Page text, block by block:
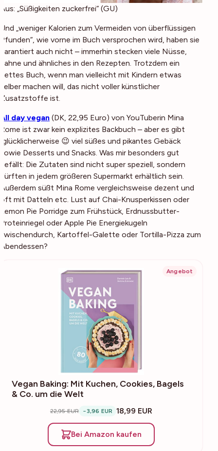
Aus: „Süßigkeiten zuckerfrei“ (GU)
Und „weniger Kalorien zum Vermeiden von überflüssigen
Pfunden“, wie vorne im Buch versprochen wird, haben sie
garantiert auch nicht – immerhin stecken viele Nüsse,
Sahne und ähnliches in den Rezepten. Trotzdem ein
nettes Buch, wenn man vielleicht mit Kindern etwas
selber machen will, das nicht voller künstlicher
Zusatzstoffe ist.
All day vegan (DK, 22,95 Euro) von YouTuberin Mina
Rome ist zwar kein explizites Backbuch – aber es gibt
(glücklicherweise 😉 viel süßes und pikantes Gebäck
sowie Desserts und Snacks. Was mir besonders gut
gefällt: Die Zutaten sind nicht super speziell, sondern
dürften in jedem größeren Supermarkt erhältlich sein.
Außerdem süßt Mina Rome vergleichsweise dezent und
oft mit Datteln etc. Lust auf Chai-Knusperkissen oder
Lemon Pie Porridge zum Frühstück, Erdnussbutter-
Proteinriegel oder Apple Pie Energiekugeln
zwischendurch, Kartoffel-Galette oder Tortilla-Pizza zum
Abendessen?
Angebot
Vegan Baking: Mit Kuchen, Cookies, Bagels
& Co. um die Welt
22,95 EUR −3,96 EUR 18,99 EUR
Bei Amazon kaufen